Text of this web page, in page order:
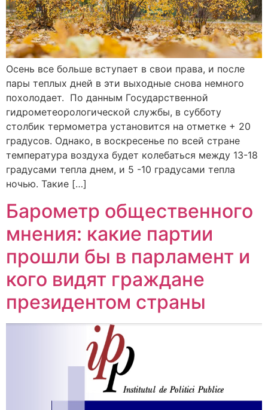
Осень все больше вступает в свои права, и после
пары теплых дней в эти выходные снова немного
похолодает. По данным Государственной
гидрометеорологической службы, в субботу
столбик термометра установится на отметке + 20
градусов. Однако, в воскресенье по всей стране
температура воздуха будет колебаться между 13-18
градусами тепла днем, и 5 -10 градусами тепла
ночью. Такие […]
Барометр общественного
мнения: какие партии
прошли бы в парламент и
кого видят граждане
президентом страны